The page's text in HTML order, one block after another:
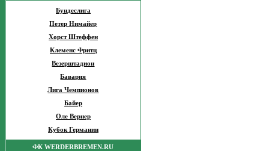
Бундеслига
Петер Нимайер
Хорст Штеффен
Клеменс Фритц
Везерштадион
Бавария
Лига Чемпионов
Байер
Оле Вернер
Кубок Германии
ФК WERDERBREMEN.RU